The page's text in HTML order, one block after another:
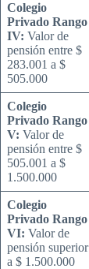
Colegio
Privado Rango
IV: Valor de
pensión entre $
283.001 a $
505.000
Colegio
Privado Rango
V: Valor de
pensión entre $
505.001 a $
1.500.000
Colegio
Privado Rango
VI: Valor de
pensión superior
a $ 1.500.000